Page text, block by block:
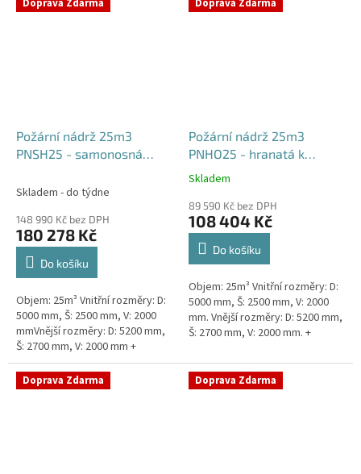
Doprava Zdarma
Požární nádrž 25m3
PNSH25 - samonosná
Skladem - do týdne
148 990 Kč bez DPH
180 278 Kč
Do košíku
Objem: 25m³ Vnitřní rozměry: D:
5000 mm, Š: 2500 mm, V: 2000
mmVnější rozměry: D: 5200 mm,
Š: 2700 mm, V: 2000 mm +
komínek Běžná doba dodání 2-3
týdny od objednávky. Rozměry...
Doprava Zdarma
Požární nádrž 25m3
PNHO25 - hranatá k
obetonování
Průměrné
produktu
je
5,0
hvězdiček.
Skladem
89 590 Kč bez DPH
108 404 Kč
Do košíku
Objem: 25m³ Vnitřní rozměry: D:
5000 mm, Š: 2500 mm, V: 2000
mm. Vnější rozměry: D: 5200 mm,
Š: 2700 mm, V: 2000 mm. +
týdny od objednávky....
Doprava Zdarma Doprava Zdarma